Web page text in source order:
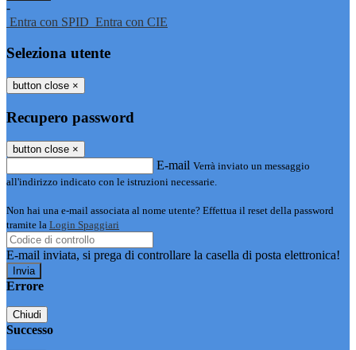
-
Entra con SPID Entra con CIE
Seleziona utente
button close ×
Recupero password
button close ×
E-mail Verrà inviato un messaggio
all'indirizzo indicato con le istruzioni necessarie.
Non hai una e-mail associata al nome utente? Effettua il reset della password
tramite la Login Spaggiari
E-mail inviata, si prega di controllare la casella di posta elettronica!
Errore
Chiudi
Successo